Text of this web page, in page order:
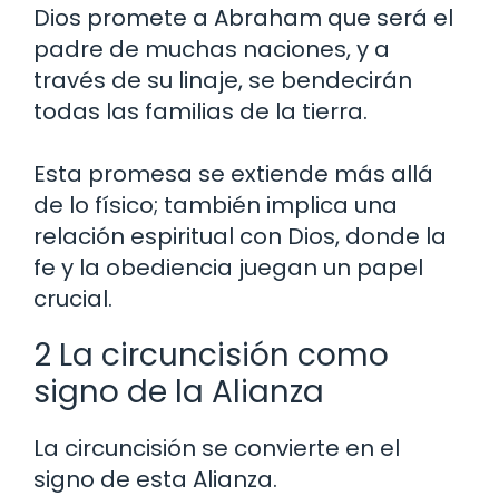
Dios promete a Abraham que será el
padre de muchas naciones, y a
través de su linaje, se bendecirán
todas las familias de la tierra.
Esta promesa se extiende más allá
de lo físico; también implica una
relación espiritual con Dios, donde la
fe y la obediencia juegan un papel
crucial.
2 La circuncisión como
signo de la Alianza
La circuncisión se convierte en el
signo de esta Alianza.